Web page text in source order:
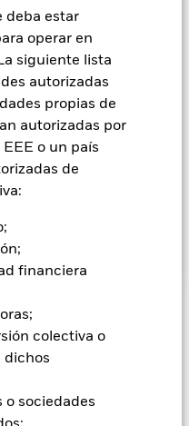
deba estar
operar en
siguiente lista
autorizadas
propias de
autorizadas por
o un país
de
financiera
colectiva o
dichos
o sociedades
al menos el 70% de la
de renta variable (como
domiciliadas o que realicen
principalmente en el
al menos el 70% de
otros valores
resulte oportuno, valores
del mercado
deuda con vencimientos
Los valores relacionados
financieros derivados
en Riesgo.
de ellas pueden
Es posible que los
invertida originalmente.
de divisas de este
el riesgo de divisas. El